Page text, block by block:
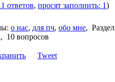
ответов, просят заполнить: 1)
о нас, для пч, обо мне, Раздел
10 вопросов
Tweet